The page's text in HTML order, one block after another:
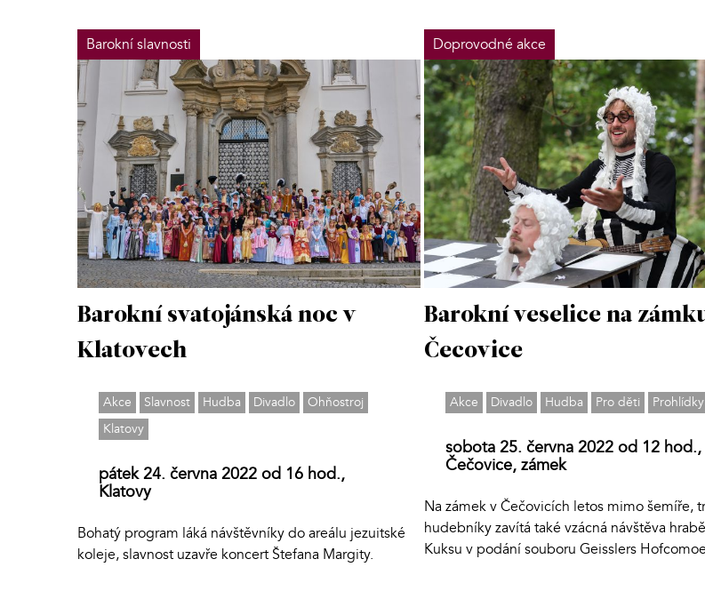
Barokní slavnosti
Barokní svatojánská noc v
Klatovech
Akce Slavnost Hudba Divadlo
Ohňostroj
Klatovy
pátek 24. června 2022 od 16 hod.,
Klatovy
Bohatý program láká návštěvníky do areálu jezuitské
koleje, slavnost uzavře koncert Štefana Margity.
Doprovodné akce
Barokní veselice na
Čecovice
Akce Divadlo Hudba Pro děti Prohlídky
sobota 25. června 2022 od 12 hod.,
Čečovice, zámek
Na zámek v Čečovicích letos mimo šemíře,
hudebníky zavítá také vzácná návštěva
Kuksu v podání souboru Geisslers